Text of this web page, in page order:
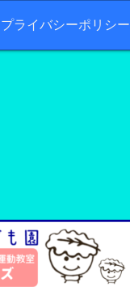
ライバシーポリシー